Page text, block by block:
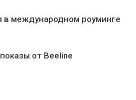
в международном роуминге
от Beeline